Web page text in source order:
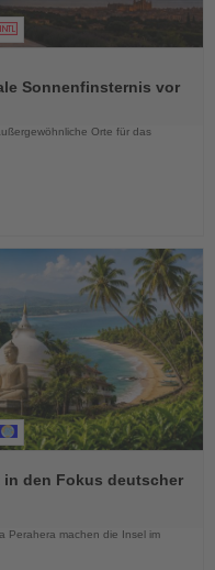
Sonnenfinsternis vor
Orte für das
den Fokus deutscher
Perahera machen die Insel im